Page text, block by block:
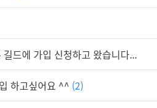
드에 가입 신청하고 왔습니다...
하고싶어요 ^^ (2)